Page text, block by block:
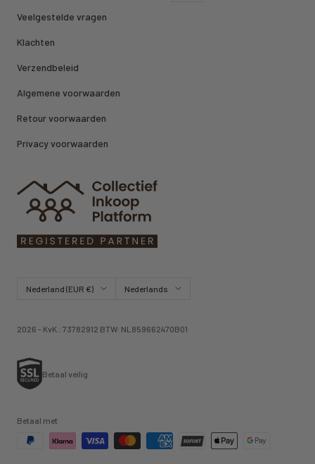
Veelgestelde vragen
Klachten
Verzendbeleid
Algemene voorwaarden
Retour voorwaarden
Privacy voorwaarden
Land/regio Nederland (EUR €) Taal
Nederlands
2026 - KvK.: 73782912 BTW: NL859662470B01
Betaal veilig
Betaal met